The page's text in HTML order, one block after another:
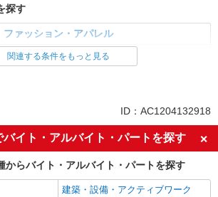
探す
ファッション・アパレル
交通費支給
産休・育休取得実績あり
関連する条件をもっと見る
ID：AC1204132918
バイト・アルバイト・パートを探す
からバイト・アルバイト・パートを探す
建築・設備・アクティブワーク